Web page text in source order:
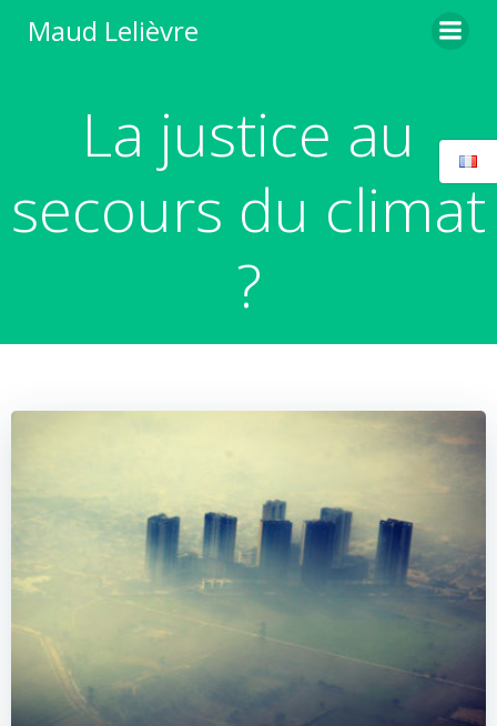
Maud Lelièvre
La justice au
secours du climat
?